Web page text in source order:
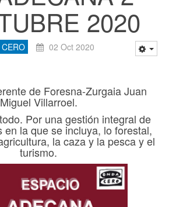
2020
02 Oct 2020
de Foresna-Zurgaia Juan
Miguel Villarroel.
Por una gestión integral de
en la que se incluya, lo forestal,
la caza y la pesca y el
turismo.